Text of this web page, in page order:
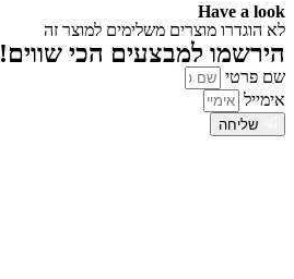
Have a look
לא הוגדרו מוצרים משלימים למוצר זה
הירשמו למבצעים הכי שווים!
שם פרטי
אימייל
שליחה